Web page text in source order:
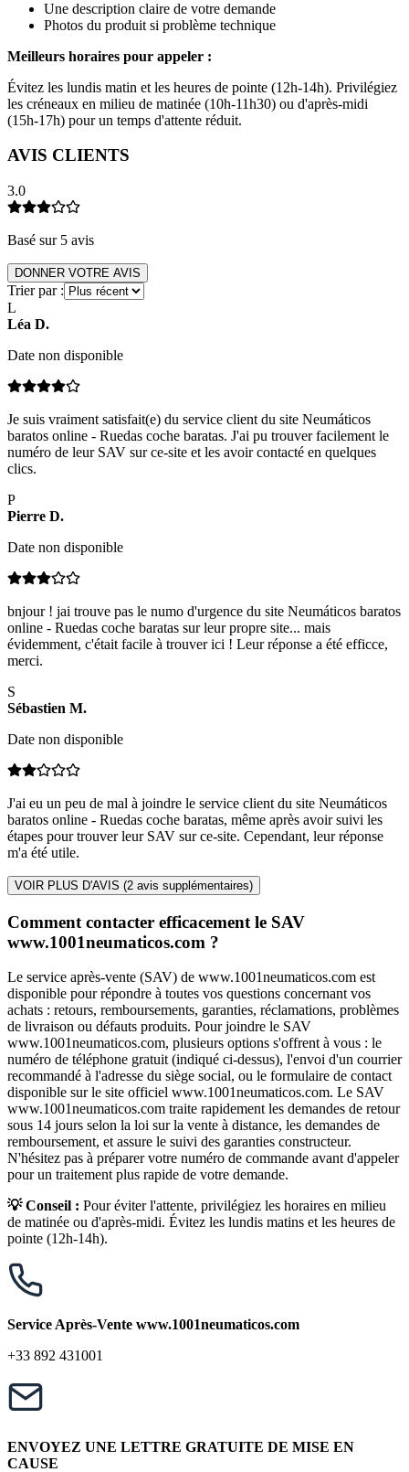
Une description claire de votre demande
Photos du produit si problème technique
Meilleurs horaires pour appeler :
Évitez les lundis matin et les heures de pointe (12h-14h). Privilégiez
les créneaux en milieu de matinée (10h-11h30) ou d'après-midi
(15h-17h) pour un temps d'attente réduit.
AVIS CLIENTS
3.0
Basé sur 5 avis
DONNER VOTRE AVIS
Trier par :
L
Léa D.
Date non disponible
Je suis vraiment satisfait(e) du service client du site Neumáticos
baratos online - Ruedas coche baratas. J'ai pu trouver facilement le
numéro de leur SAV sur ce-site et les avoir contacté en quelques
clics.
P
Pierre D.
Date non disponible
bnjour ! jai trouve pas le numo d'urgence du site Neumáticos baratos
online - Ruedas coche baratas sur leur propre site... mais
évidemment, c'était facile à trouver ici ! Leur réponse a été efficce,
merci.
S
Sébastien M.
Date non disponible
J'ai eu un peu de mal à joindre le service client du site Neumáticos
baratos online - Ruedas coche baratas, même après avoir suivi les
étapes pour trouver leur SAV sur ce-site. Cependant, leur réponse
m'a été utile.
VOIR PLUS D'AVIS (2 avis supplémentaires)
Comment contacter efficacement le SAV
www.1001neumaticos.com ?
Le service après-vente (SAV) de www.1001neumaticos.com est
disponible pour répondre à toutes vos questions concernant vos
achats : retours, remboursements, garanties, réclamations, problèmes
de livraison ou défauts produits. Pour joindre le SAV
www.1001neumaticos.com, plusieurs options s'offrent à vous : le
numéro de téléphone gratuit (indiqué ci-dessus), l'envoi d'un courrier
recommandé à l'adresse du siège social, ou le formulaire de contact
disponible sur le site officiel www.1001neumaticos.com. Le SAV
www.1001neumaticos.com traite rapidement les demandes de retour
sous 14 jours selon la loi sur la vente à distance, les demandes de
remboursement, et assure le suivi des garanties constructeur.
N'hésitez pas à préparer votre numéro de commande avant d'appeler
pour un traitement plus rapide de votre demande.
💡 Conseil : Pour éviter l'attente, privilégiez les horaires en milieu
de matinée ou d'après-midi. Évitez les lundis matins et les heures de
pointe (12h-14h).
Service Après-Vente www.1001neumaticos.com
+33 892 431001
ENVOYEZ UNE LETTRE GRATUITE DE MISE EN
CAUSE